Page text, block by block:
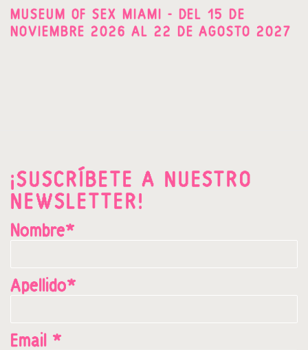
MUSEUM OF SEX MIAMI - DEL 15 DE
NOVIEMBRE 2026 AL 22 DE AGOSTO 2027
¡SUSCRÍBETE A NUESTRO
NEWSLETTER!
Nombre*
Apellido*
Email *